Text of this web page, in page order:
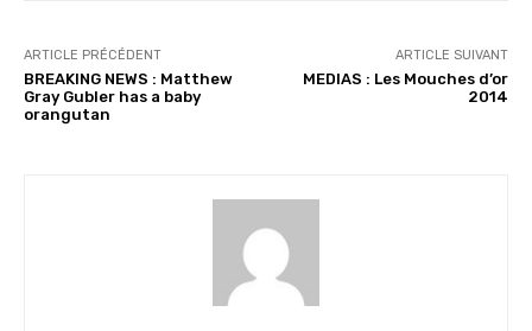
ARTICLE PRÉCÉDENT
BREAKING NEWS : Matthew
Gray Gubler has a baby
orangutan
ARTICLE SUIVANT
MEDIAS : Les Mouches d’or
2014